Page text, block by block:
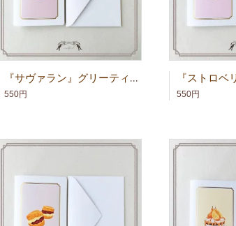
『サヴァラン』グリーティングカード
550円 550円